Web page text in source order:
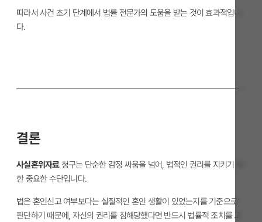
따라서 사건 초기 단계에서 법률 전문가의 도움을 받는 것이 효과적입니
다.
결론
사실혼위자료청구는 단순한 감정 싸움을 넘어, 법적인 권리를 지키기 위
한 중요한 수단입니다.
법은 혼인신고 여부보다는 실질적인 혼인 생활이 있었는지를 기준으로
판단하기 때문에, 자신의 권리를 침해당했다면 반드시 법률적 조치를 고